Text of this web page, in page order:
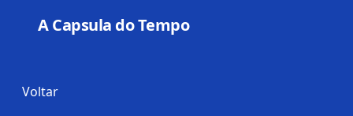
A Capsula do Tempo
Voltar